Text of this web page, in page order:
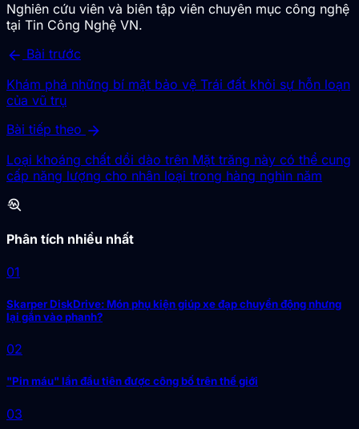
Nghiên cứu viên và biên tập viên chuyên mục công nghệ
tại Tin Công Nghệ VN.
arrow_back Bài trước
Khám phá những bí mật bảo vệ Trái đất khỏi sự hỗn loạn
của vũ trụ
Bài tiếp theo arrow_forward
Loại khoáng chất dồi dào trên Mặt trăng này có thể cung
cấp năng lượng cho nhân loại trong hàng nghìn năm
troubleshoot
Phân tích nhiều nhất
01
Skarper DiskDrive: Món phụ kiện giúp xe đạp chuyển động nhưng
lại gắn vào phanh?
02
"Pin máu" lần đầu tiên được công bố trên thế giới
03